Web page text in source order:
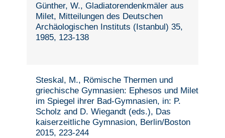
Günther, W., Gladiatorendenkmäler aus
Milet, Mitteilungen des Deutschen
Archäologischen Instituts (Istanbul) 35,
1985, 123-138
Steskal, M., Römische Thermen und
griechische Gymnasien: Ephesos und Milet
im Spiegel ihrer Bad-Gymnasien, in: P.
Scholz and D. Wiegandt (eds.), Das
kaiserzeitliche Gymnasion, Berlin/Boston
2015, 223-244